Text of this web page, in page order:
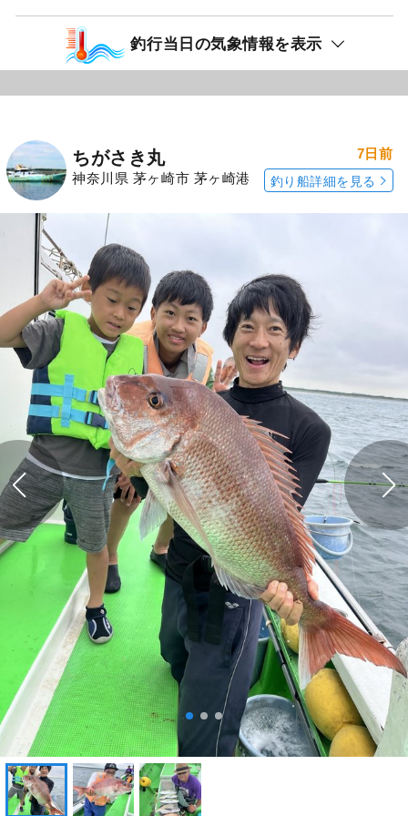
釣行当日の気象情報を表示
ちがさき丸
神奈川県 茅ヶ崎市 茅ヶ崎港
7日前
釣り船詳細を見る